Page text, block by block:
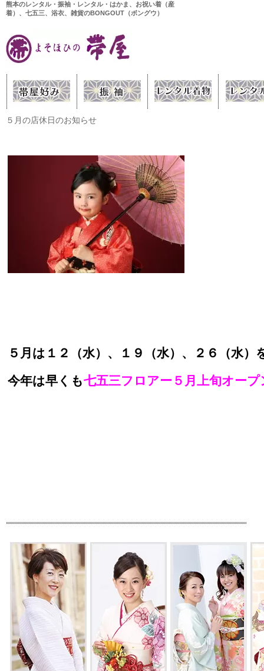
熊本のレンタル・振袖・レンタル・はかま、お祝い着（産
着）、七五三、浴衣、雑貨のBONGOUT（ボングウ）
５月の店休日のお知らせ
５月は１２（水）、１９（水）、２６（水
今年は早くも七五三フロアー５月上旬オープ